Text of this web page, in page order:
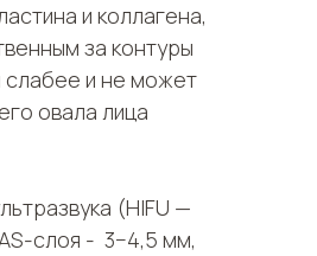
и коллагена,
за контуры
слабее и не может
овала лица
(HIFU —
слоя - 3−4,5 мм,